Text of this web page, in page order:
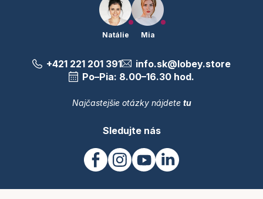
Natálie Mia
+421 221 201 391
info.sk@lobey.store
Po–Pia: 8.00–16.30 hod.
Najčastejšie otázky nájdete tu
Sledujte nás